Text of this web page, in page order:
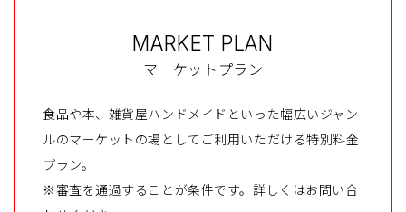
MARKET PLAN
マーケットプラン
食品や本、雑貨屋ハンドメイドといった幅広いジャン
ルのマーケットの場としてご利用いただける特別料金
プラン。
※審査を通過することが条件です。詳しくはお問い合